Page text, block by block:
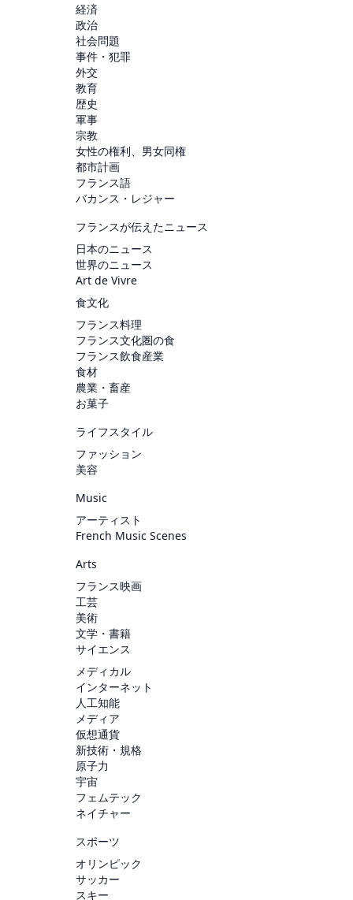
経済
政治
社会問題
事件・犯罪
外交
教育
歴史
軍事
宗教
女性の権利、男女同権
都市計画
フランス語
バカンス・レジャー
フランスが伝えたニュース
日本のニュース
世界のニュース
Art de Vivre
食文化
フランス料理
フランス文化圏の食
フランス飲食産業
食材
農業・畜産
お菓子
ライフスタイル
ファッション
美容
Music
アーティスト
French Music Scenes
Arts
フランス映画
工芸
美術
文学・書籍
サイエンス
メディカル
インターネット
人工知能
メディア
仮想通貨
新技術・規格
原子力
宇宙
フェムテック
ネイチャー
スポーツ
オリンピック
サッカー
スキー